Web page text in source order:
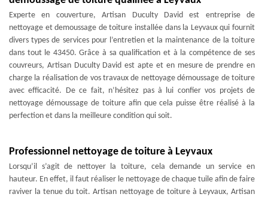
Experte en couverture, Artisan Duculty David est entreprise de
nettoyage et demoussage de toiture installée dans la Leyvaux qui fournit
divers types de services pour l’entretien et la maintenance de la toiture
dans tout le 43450. Grâce à sa qualification et à la compétence de ses
couvreurs, Artisan Duculty David est apte et en mesure de prendre en
charge la réalisation de vos travaux de nettoyage démoussage de toiture
avec efficacité. De ce fait, n’hésitez pas à lui confier vos projets de
nettoyage démoussage de toiture afin que cela puisse être réalisé à la
perfection et dans la meilleure condition qui soit.
Professionnel nettoyage de toiture à Leyvaux
Lorsqu’il s’agit de nettoyer la toiture, cela demande un service en
hauteur. En effet, il faut réaliser le nettoyage de chaque tuile afin de faire
raviver la tenue du toit. Artisan nettoyage de toiture à Leyvaux, Artisan